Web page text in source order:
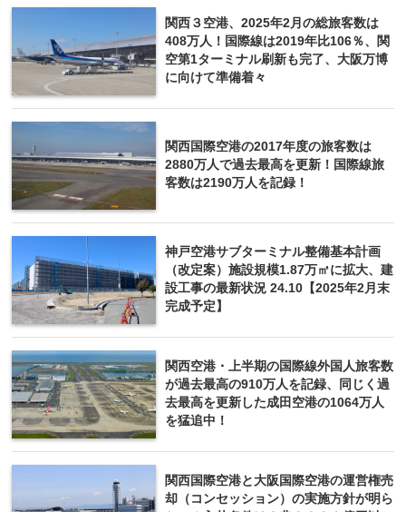
関西３空港、2025年2月の総旅客数は
408万人！国際線は2019年比106％、関
空第1ターミナル刷新も完了、大阪万博
に向けて準備着々
関西国際空港の2017年度の旅客数は
2880万人で過去最高を更新！国際線旅
客数は2190万人を記録！
神戸空港サブターミナル整備基本計画
（改定案）施設規模1.87万㎡に拡大、建
設工事の最新状況 24.10【2025年2月末
完成予定】
関西空港・上半期の国際線外国人旅客数
が過去最高の910万人を記録、同じく過
去最高を更新した成田空港の1064万人
を猛追中！
関西国際空港と大阪国際空港の運営権売
却（コンセッション）の実施方針が明ら